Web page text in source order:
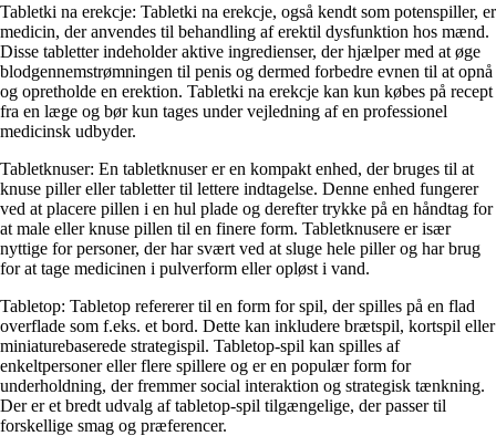
Tabletki na erekcje: Tabletki na erekcje, også kendt som potenspiller, er
medicin, der anvendes til behandling af erektil dysfunktion hos mænd.
Disse tabletter indeholder aktive ingredienser, der hjælper med at øge
blodgennemstrømningen til penis og dermed forbedre evnen til at opnå
og opretholde en erektion. Tabletki na erekcje kan kun købes på recept
fra en læge og bør kun tages under vejledning af en professionel
medicinsk udbyder.
Tabletknuser: En tabletknuser er en kompakt enhed, der bruges til at
knuse piller eller tabletter til lettere indtagelse. Denne enhed fungerer
ved at placere pillen i en hul plade og derefter trykke på en håndtag for
at male eller knuse pillen til en finere form. Tabletknusere er især
nyttige for personer, der har svært ved at sluge hele piller og har brug
for at tage medicinen i pulverform eller opløst i vand.
Tabletop: Tabletop refererer til en form for spil, der spilles på en flad
overflade som f.eks. et bord. Dette kan inkludere brætspil, kortspil eller
miniaturebaserede strategispil. Tabletop-spil kan spilles af
enkeltpersoner eller flere spillere og er en populær form for
underholdning, der fremmer social interaktion og strategisk tænkning.
Der er et bredt udvalg af tabletop-spil tilgængelige, der passer til
forskellige smag og præferencer.